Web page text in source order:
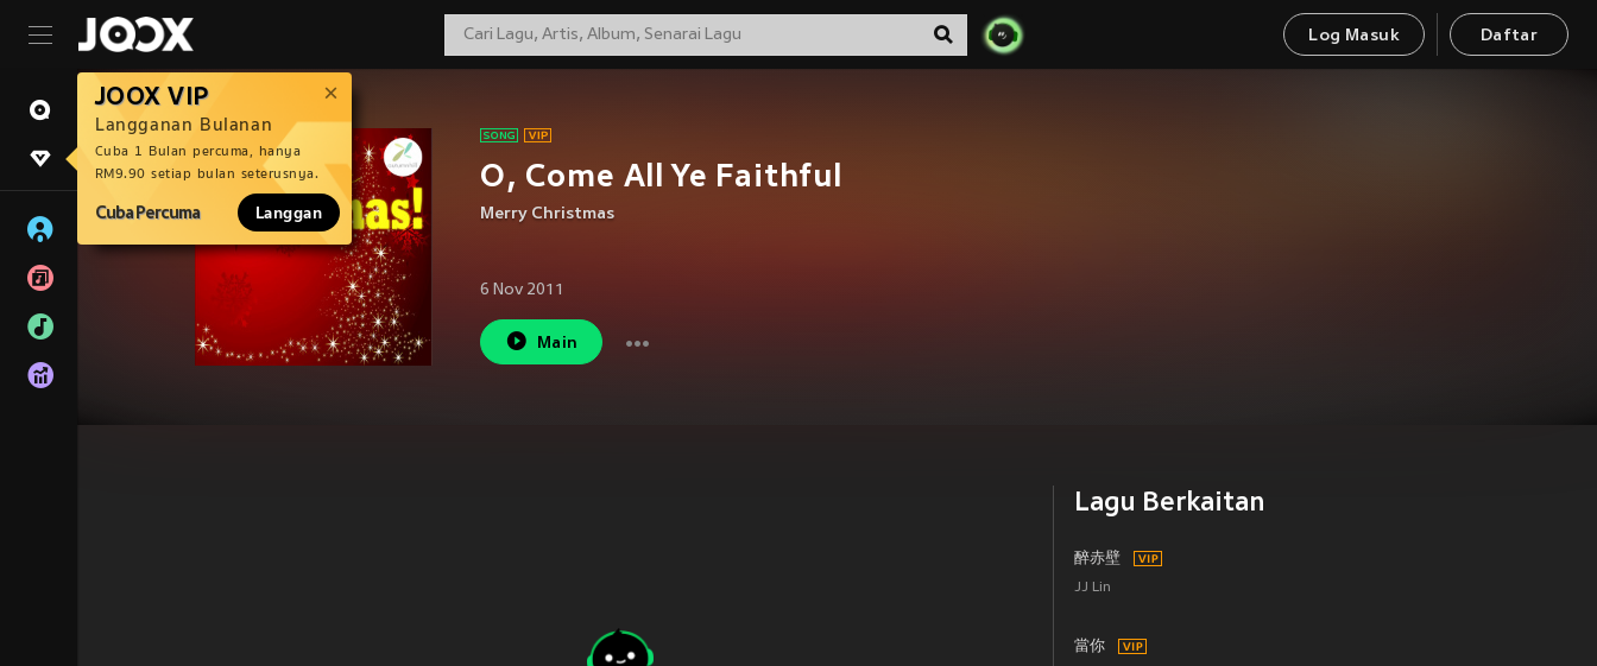
Log Masuk Daftar
JOOX VIP
Langganan Bulanan
Cuba 1 Bulan percuma, hanya
RM9.90 setiap bulan seterusnya.
Cuba Percuma Langgan
O, Come All Ye Faithful
Merry Christmas
6 Nov 2011
Main
Lagu Berkaitan
醉赤壁
JJ Lin
當你